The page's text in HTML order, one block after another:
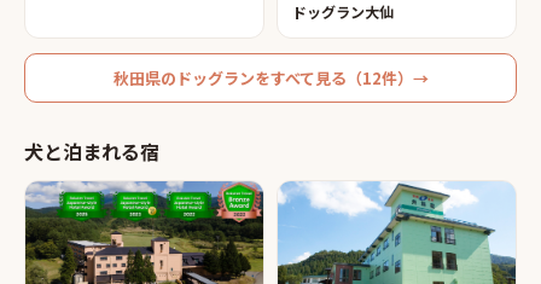
ドッグラン大仙
秋田県の ドッグランをすべて見る（12件）→
犬と泊まれる宿